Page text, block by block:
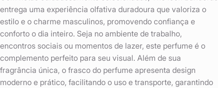
entrega uma experiência olfativa duradoura que valoriza o
estilo e o charme masculinos, promovendo confiança e
conforto o dia inteiro. Seja no ambiente de trabalho,
encontros sociais ou momentos de lazer, este perfume é o
complemento perfeito para seu visual. Além de sua
fragrância única, o frasco do perfume apresenta design
moderno e prático, facilitando o uso e transporte, garantindo